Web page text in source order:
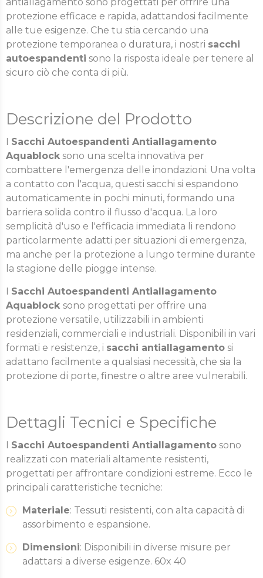
antiallagamento sono progettati per offrire una
protezione efficace e rapida, adattandosi facilmente
alle tue esigenze. Che tu stia cercando una
protezione temporanea o duratura, i nostri sacchi
autoespandenti sono la risposta ideale per tenere al
sicuro ciò che conta di più.
Descrizione del Prodotto
Sacchi Autoespandenti Antiallagamento
Aquablock sono una scelta innovativa per
combattere l'emergenza delle inondazioni. Una volta
a contatto con l'acqua, questi sacchi si espandono
automaticamente in pochi minuti, formando una
barriera solida contro il flusso d'acqua. La loro
semplicità d'uso e l'efficacia immediata li rendono
particolarmente adatti per situazioni di emergenza,
ma anche per la protezione a lungo termine durante
la stagione delle piogge intense.
Sacchi Autoespandenti Antiallagamento
Aquablock sono progettati per offrire una
protezione versatile, utilizzabili in ambienti
residenziali, commerciali e industriali. Disponibili in vari
formati e resistenze, i sacchi antiallagamento si
adattano facilmente a qualsiasi necessità, che sia la
protezione di porte, finestre o altre aree vulnerabili.
Dettagli Tecnici e Specifiche
Sacchi Autoespandenti Antiallagamento sono
realizzati con materiali altamente resistenti,
progettati per affrontare condizioni estreme. Ecco le
principali caratteristiche tecniche:
Materiale: Tessuti resistenti, con alta capacità di
assorbimento e espansione.
Dimensioni: Disponibili in diverse misure per
adattarsi a diverse esigenze. 60x 40